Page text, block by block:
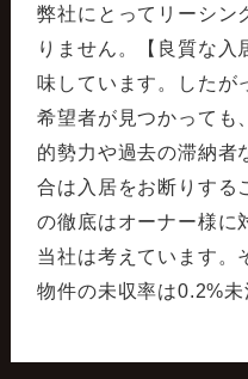
弊社にとってリーシン
りません。【良質な入
味しています。したが
希望者が見つかっても
的勢力や過去の滞納者
合は入居をお断りする
の徹底はオーナー様に
当社は考えています。
物件の未収率は0.2%未